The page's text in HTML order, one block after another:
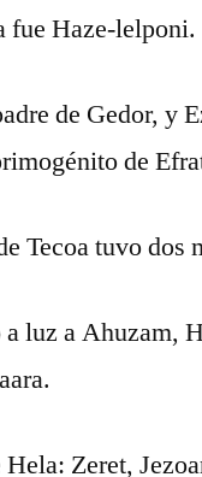
fue Haze-lelponi.
de Gedor, y
de
Tecoa tuvo dos
luz a Ahuzam,
Zeret,